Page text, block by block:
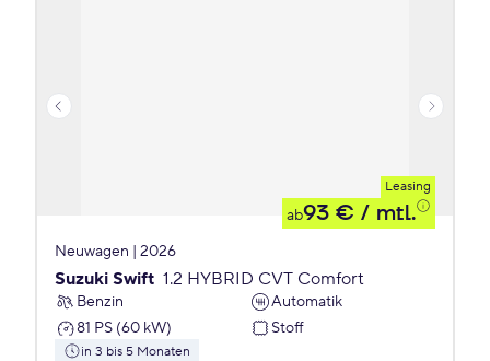
Leasing
ab93 € / mtl.
Neuwagen | 2026
Suzuki Swift 1.2 HYBRID CVT Comfort
Benzin
Automatik
81 PS (60 kW)
Stoff
in 3 bis 5 Monaten